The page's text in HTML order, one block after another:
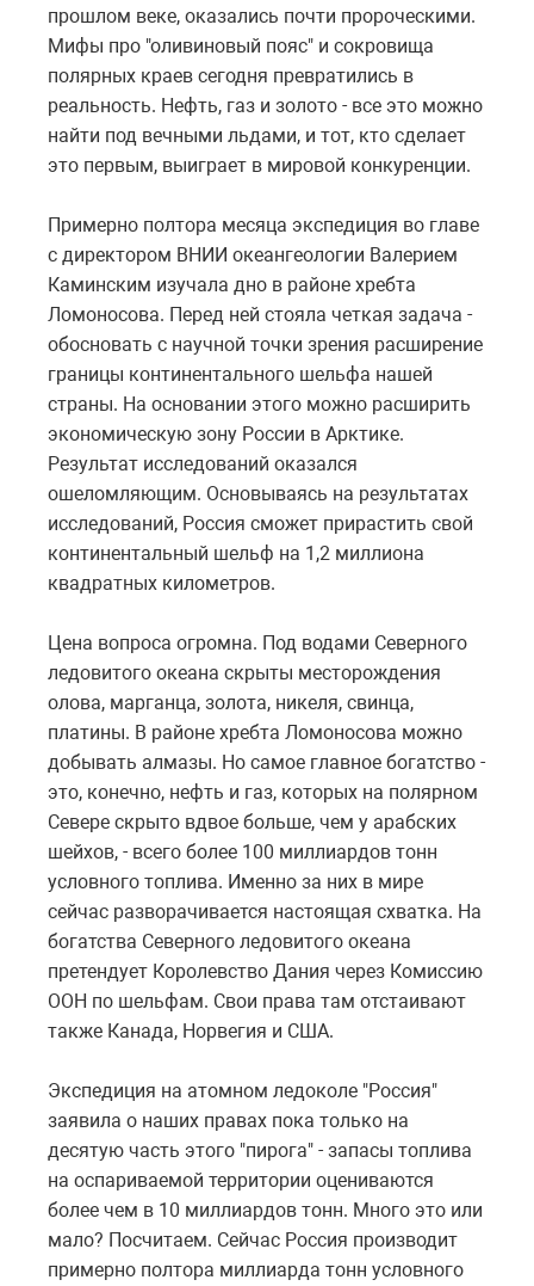
прошлом веке, оказались почти пророческими.
Мифы про "оливиновый пояс" и сокровища
полярных краев сегодня превратились в
реальность. Нефть, газ и золото - все это можно
найти под вечными льдами, и тот, кто сделает
это первым, выиграет в мировой конкуренции.
Примерно полтора месяца экспедиция во главе
с директором ВНИИ океангеологии Валерием
Каминским изучала дно в районе хребта
Ломоносова. Перед ней стояла четкая задача -
обосновать с научной точки зрения расширение
границы континентального шельфа нашей
страны. На основании этого можно расширить
экономическую зону России в Арктике.
Результат исследований оказался
ошеломляющим. Основываясь на результатах
исследований, Россия сможет прирастить свой
континентальный шельф на 1,2 миллиона
квадратных километров.
Цена вопроса огромна. Под водами Северного
ледовитого океана скрыты месторождения
олова, марганца, золота, никеля, свинца,
платины. В районе хребта Ломоносова можно
добывать алмазы. Но самое главное богатство -
это, конечно, нефть и газ, которых на полярном
Севере скрыто вдвое больше, чем у арабских
шейхов, - всего более 100 миллиардов тонн
условного топлива. Именно за них в мире
сейчас разворачивается настоящая схватка. На
богатства Северного ледовитого океана
претендует Королевство Дания через Комиссию
ООН по шельфам. Свои права там отстаивают
также Канада, Норвегия и США.
Экспедиция на атомном ледоколе "Россия"
заявила о наших правах пока только на
десятую часть этого "пирога" - запасы топлива
на оспариваемой территории оцениваются
более чем в 10 миллиардов тонн. Много это или
мало? Посчитаем. Сейчас Россия производит
примерно полтора миллиарда тонн условного